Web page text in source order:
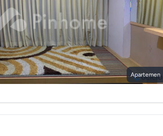
Apartemen